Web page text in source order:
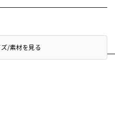
/素材を見る